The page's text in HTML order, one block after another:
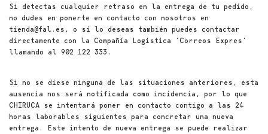
Si detectas cualquier retraso en la entrega de tu pedido,
no dudes en ponerte en contacto con nosotros en
tienda@fal.es, o si lo deseas también puedes contactar
directamente con la Compañía Logística ‘Correos Expres’
llamando al 902 122 333.
Si no se diese ninguna de las situaciones anteriores, esta
ausencia nos será notificada como incidencia, por lo que
CHIRUCA se intentará poner en contacto contigo a las 24
horas laborables siguientes para concretar una nueva
entrega. Este intento de nueva entrega se puede realizar